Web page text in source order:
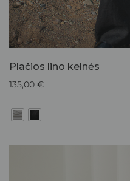
Plačios lino kelnės
135,00 €